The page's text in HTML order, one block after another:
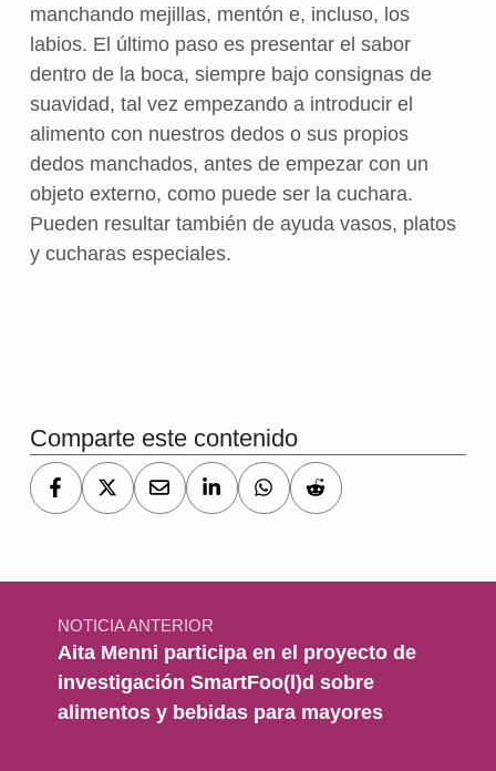
manchando mejillas, mentón e, incluso, los
labios. El último paso es presentar el sabor
dentro de la boca, siempre bajo consignas de
suavidad, tal vez empezando a introducir el
alimento con nuestros dedos o sus propios
dedos manchados, antes de empezar con un
objeto externo, como puede ser la cuchara.
Pueden resultar también de ayuda vasos, platos
y cucharas especiales.
Comparte este contenido
Navegación de entradas
NOTICIA ANTERIOR
Aita Menni participa en el proyecto de
investigación SmartFoo(l)d sobre
alimentos y bebidas para mayores